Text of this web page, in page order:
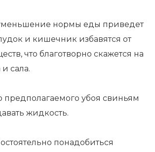
нормы еды приведет
и кишечник избавятся от
что благотворно скажется на
сала.
предполагаемого убоя свиньям
жидкость.
понадобиться